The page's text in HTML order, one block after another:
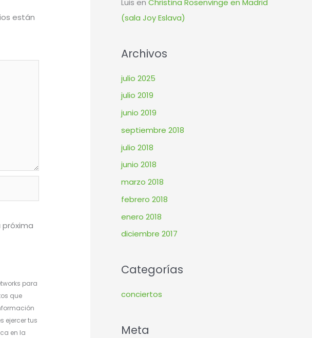
están
para
que
ejercer tus
en la
(sala Joy Eslava)
Archivos
julio 2025
julio 2019
junio 2019
septiembre 2018
julio 2018
junio 2018
marzo 2018
febrero 2018
enero 2018
diciembre 2017
Categorías
conciertos
Meta